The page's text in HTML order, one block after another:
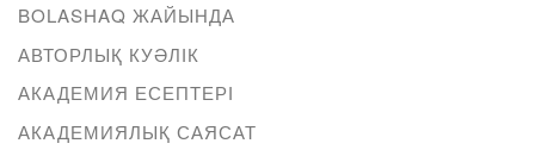
BOLASHAQ ЖАЙЫНДА
АВТОРЛЫҚ КУӘЛІК
АКАДЕМИЯ ЕСЕПТЕРІ
АКАДЕМИЯЛЫҚ САЯСАТ